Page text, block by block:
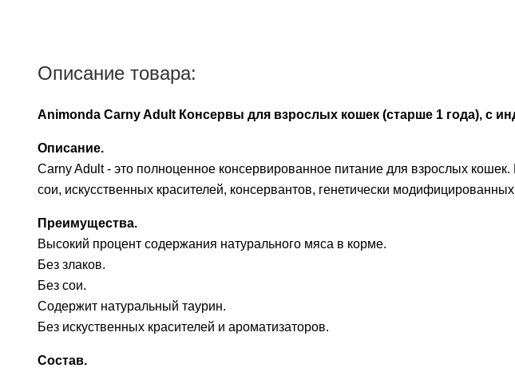
Описание товара:
Animonda Carny Adult Консервы для взрослых кошек (старше 1 года), с
Описание.
Carny Adult - это полноценное консервированное питание для взрослых
сои, искусственных красителей, консервантов, генетически
Преимущества.
Высокий процент содержания натурального мяса в корме.
Без злаков.
Без сои.
Содержит натуральный таурин.
Без искуственных красителей и ароматизаторов.
Состав.